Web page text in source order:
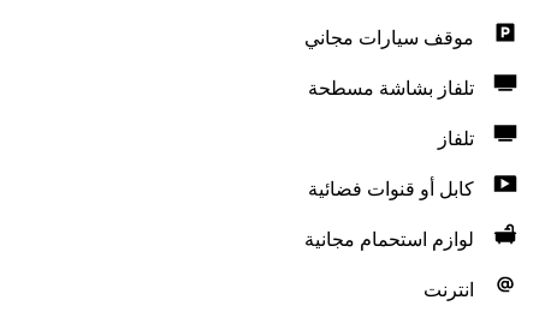
موقف سيارات مجاني
تلفاز بشاشة مسطحة
تلفاز
كابل أو قنوات فضائية
لوازم استحمام مجانية
انترنت